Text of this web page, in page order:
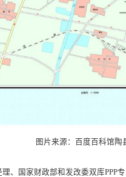
图片来源：百度百科馆陶
、国家财政部和发改委双库PPP